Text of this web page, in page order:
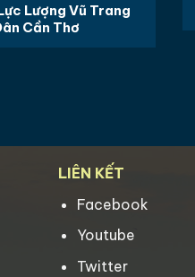
Lượng Vũ Trang
Cần Thơ
LIÊN KẾT
Facebook
Youtube
Twitter